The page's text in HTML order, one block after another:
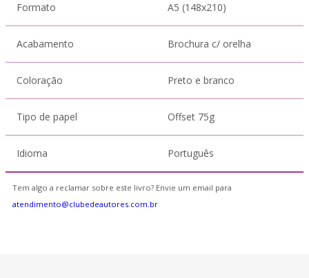
Formato A5 (148x210)
Acabamento Brochura c/ orelha
Coloração Preto e branco
Tipo de papel Offset 75g
Idioma Português
Tem algo a reclamar sobre este livro? Envie um email para
atendimento@clubedeautores.com.br